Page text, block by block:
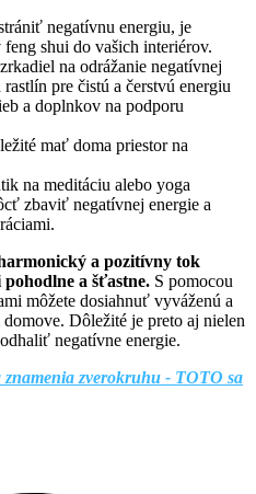
negatívnu energiu, je
shui do vašich interiérov.
na odrážanie negatívnej
pre čistú a čerstvú energiu
a doplnkov na podporu
mať doma priestor na
na meditáciu alebo yoga
zbaviť negatívnej energie a
a pozitívny tok
pohodlne a šťastne. S pomocou
môžete dosiahnuť vyváženú a
Dôležité je preto aj nielen
negatívne energie.
zverokruhu - TOTO sa